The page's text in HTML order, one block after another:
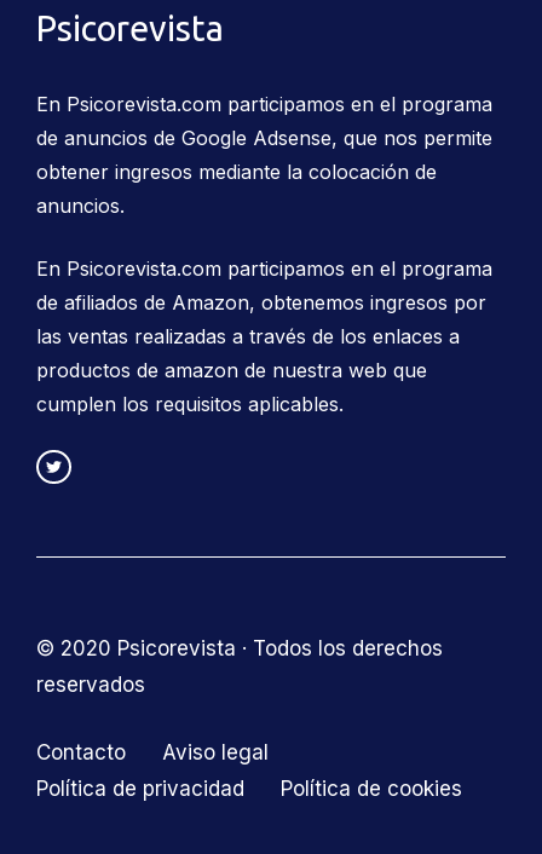
Psicorevista
En Psicorevista.com participamos en el programa
de anuncios de Google Adsense, que nos permite
obtener ingresos mediante la colocación de
anuncios.
En Psicorevista.com participamos en el programa
de afiliados de Amazon, obtenemos ingresos por
las ventas realizadas a través de los enlaces a
productos de amazon de nuestra web que
cumplen los requisitos aplicables.
© 2020 Psicorevista · Todos los derechos
reservados
Contacto
Aviso legal
Política de privacidad
Política de cookies